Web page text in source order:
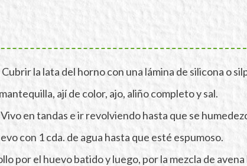
la lata del horno con una lámina de silicona o
ají de color, ajo, aliño completo y sal.
en tandas e ir revolviendo hasta que se
con 1 cda. de agua hasta que esté espumoso.
por el huevo batido y luego, por la mezcla de